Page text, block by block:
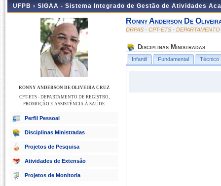
UFPB › SIGAA - Sistema Integrado de Gestão de Atividades
RONNY ANDERSON DE OLIVEIRA CRUZ
CPT-ETS - DEPARTAMENTO DE REGISTRO,
PROMOÇÃO E ASSISTÊNCIA À SAÚDE
Perfil Pessoal
Disciplinas Ministradas
Projetos de Pesquisa
Atividades de Extensão
Projetos de Monitoria
Ronny Anderson De
DRPAS - CPT-ETS -
Disciplinas Ministradas
Infantil Fundamental Técnico